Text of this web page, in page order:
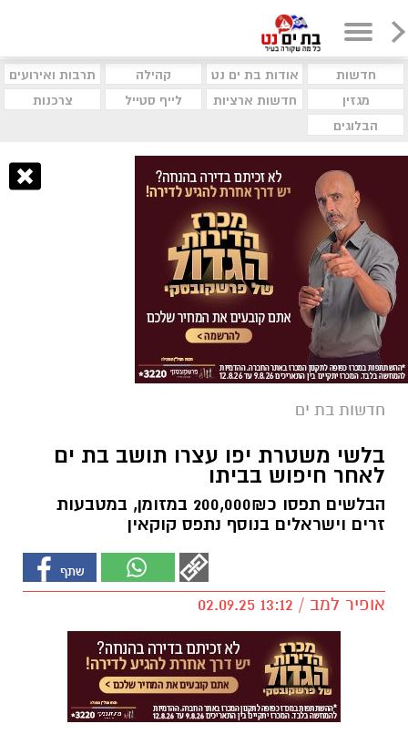
חדשות אודות בת ים נט קהילה
תרבות ואירועים
מגזין
חדשות ארציות לייף סטייל
צרכנות
הבלוגים
חדשות בת ים
בלשי משטרת יפו עצרו תושב בת ים
לאחר חיפוש בביתו
הבלשים תפסו כ200,000₪ במזומן, במטבעות
זרים וישראלים בנוסף נתפס קוקאין
אופיר למב / 13:12 02.09.25